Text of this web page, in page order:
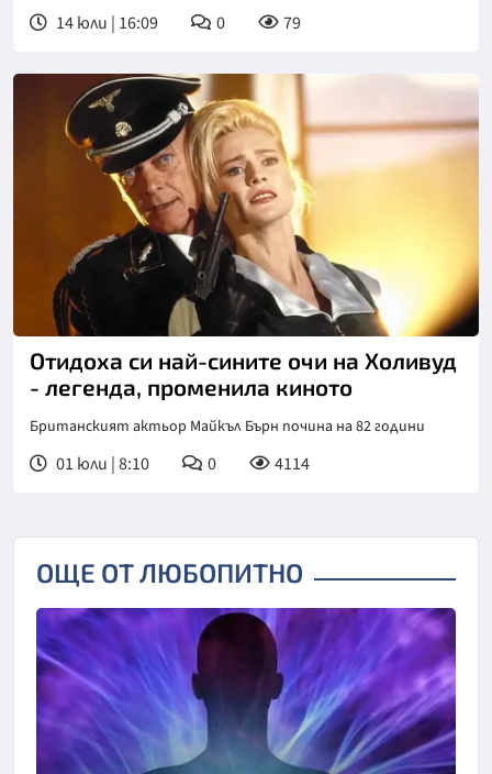
14 юли | 16:09 0 79
Отидоха си най-сините очи на Холивуд
- легенда, променила киното
Британският актьор Майкъл Бърн почина на 82 години
01 юли | 8:10 0 4114
ОЩЕ ОТ ЛЮБОПИТНО